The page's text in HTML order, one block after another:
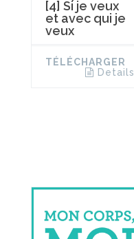
[4] Si je veux
et avec qui je
veux
TÉLÉCHARGER
Details